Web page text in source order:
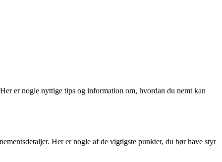
er nogle nyttige tips og information om, hvordan du nemt kan
Her er nogle af de vigtigste punkter, du bør have styr